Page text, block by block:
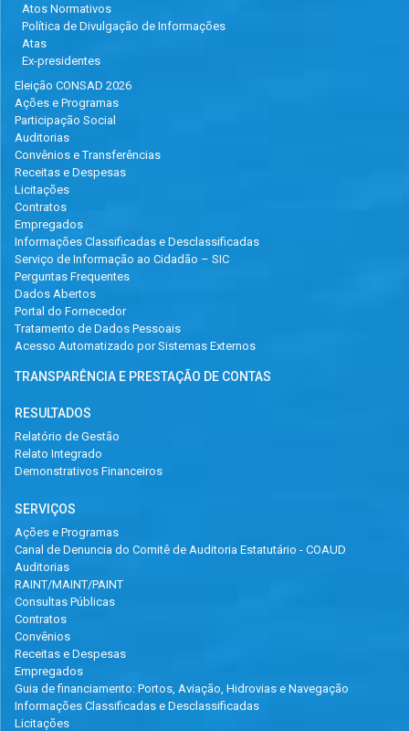
Atos Normativos
Política de Divulgação de Informações
Atas
Ex-presidentes
Eleição CONSAD 2026
Ações e Programas
Participação Social
Auditorias
Convênios e Transferências
Receitas e Despesas
Licitações
Contratos
Empregados
Informações Classificadas e Desclassificadas
Serviço de Informação ao Cidadão – SIC
Perguntas Frequentes
Dados Abertos
Portal do Fornecedor
Tratamento de Dados Pessoais
Acesso Automatizado por Sistemas Externos
TRANSPARÊNCIA E PRESTAÇÃO DE CONTAS
RESULTADOS
Relatório de Gestão
Relato Integrado
Demonstrativos Financeiros
SERVIÇOS
Ações e Programas
Canal de Denuncia do Comitê de Auditoria Estatutário - COAUD
Auditorias
RAINT/MAINT/PAINT
Consultas Públicas
Contratos
Convênios
Receitas e Despesas
Empregados
Guia de financiamento: Portos, Aviação, Hidrovias e Navegação
Informações Classificadas e Desclassificadas
Licitações